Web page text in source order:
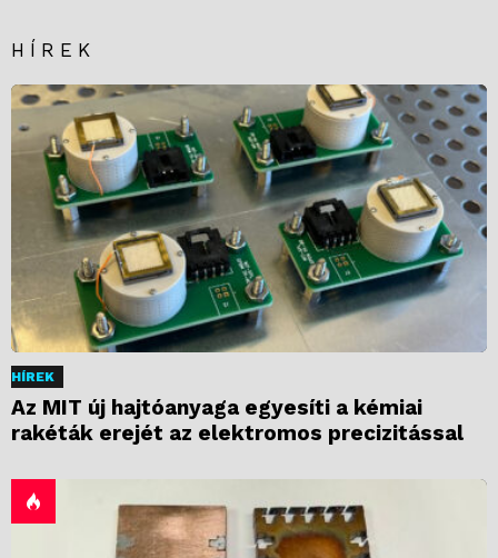
HÍREK
HÍREK
Az MIT új hajtóanyaga egyesíti a kémiai
rakéták erejét az elektromos precizitással